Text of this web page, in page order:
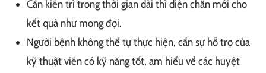
Cần kiên trì trong thời gian dài thì diện chẩn mới cho
kết quả như mong đợi.
Người bệnh không thể tự thực hiện, cần sự hỗ trợ của
kỹ thuật viên có kỹ năng tốt, am hiểu về các huyệt